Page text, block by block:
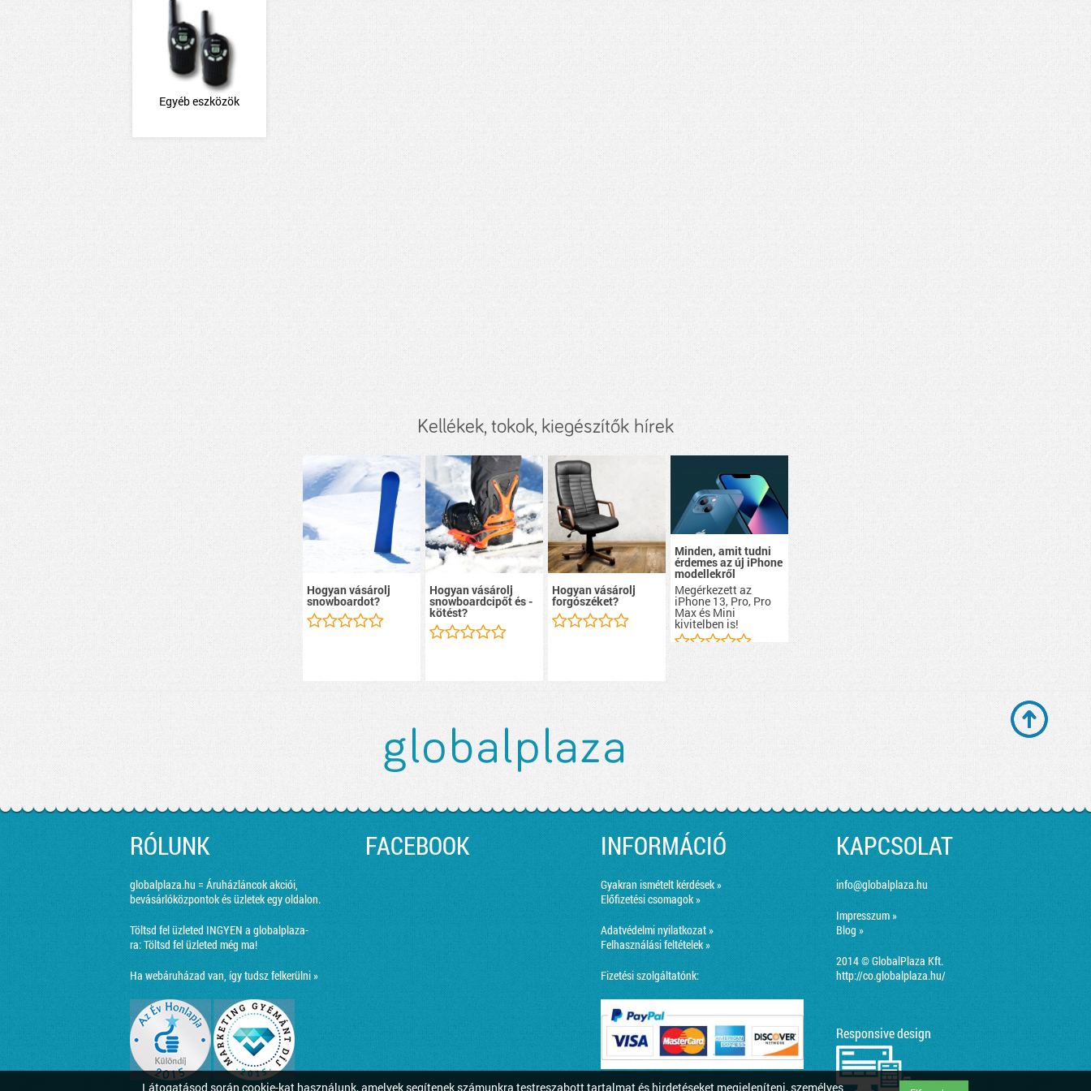
Látogatásod során cookie-kat használunk, amelyek segítenek számunkra testreszabott tartalmat és hirdetéseket megjeleníteni, személyes
Egyéb eszközök
Kellékek, tokok, kiegészítők hírek
Hogyan vásárolj
snowboardot?
Hogyan vásárolj
snowboardcipőt és -
kötést?
Hogyan vásárolj
forgószéket?
Minden, amit tudni
érdemes az új iPhone
modellekről
Megérkezett az
iPhone 13, Pro, Pro
Max és Mini
kivitelben is!
RÓLUNK
globalplaza.hu = Áruházláncok akciói,
bevásárlóközpontok és üzletek egy oldalon.
Töltsd fel üzleted INGYEN a globalplaza-
ra:Töltsd fel üzleted még ma!
Ha webáruházad van, így tudsz felkerülni »
FACEBOOK INFORMÁCIÓ
Gyakran ismételt kérdések »
Előfizetési csomagok »
Adatvédelmi nyilatkozat »
Felhasználási feltételek »
Fizetési szolgáltatónk:
KAPCSOLAT
info@globalplaza.hu
Impresszum »
Blog »
2014 © GlobalPlaza Kft.
http://co.globalplaza.hu/
Responsive design